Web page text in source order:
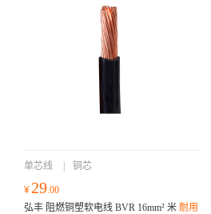
单芯线 铜芯
¥ 29.00
弘丰 阻燃铜塑软电线 BVR 16mm² 米 耐用